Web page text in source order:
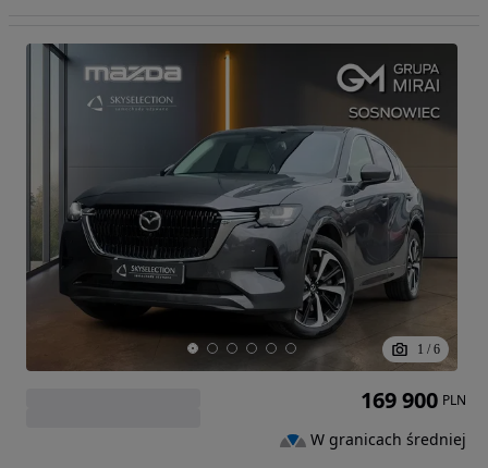
1 / 6
169 900 PLN
W granicach średniej